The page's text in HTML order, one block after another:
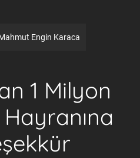
Engin Karaca
1 Milyon